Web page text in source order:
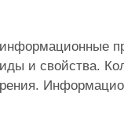
и свойства.